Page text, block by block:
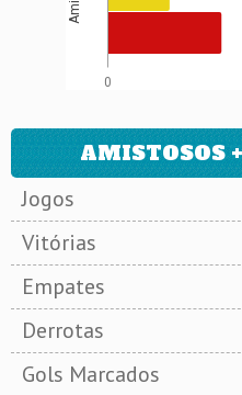
0
AMISTOSOS
Jogos
Vitórias
Empates
Derrotas
Gols Marcados